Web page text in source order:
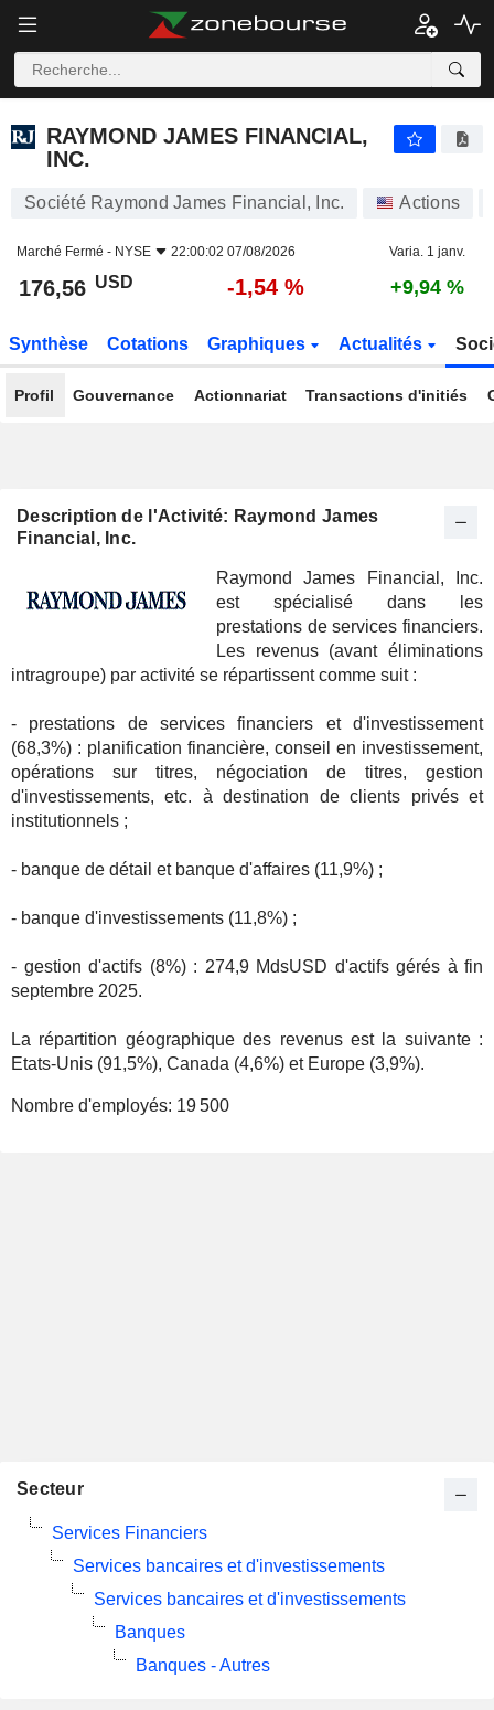
RAYMOND JAMES FINANCIAL,
INC.
Société Raymond James Financial, Inc. Actions
Marché Fermé - NYSE 22:00:02 07/08/2026 Varia. 1 janv.
176,56 USD -1,54 % +9,94 %
Synthèse Cotations Graphiques Actualités
Profil Gouvernance Actionnariat Transactions d'initiés
Description de l'Activité: Raymond James
Financial, Inc.
Raymond James Financial, Inc.
est spécialisé dans les
prestations de services financiers.
Les revenus (avant éliminations
intragroupe) par activité se répartissent comme suit :
- prestations de services financiers et d'investissement
(68,3%) : planification financière, conseil en investissement,
opérations sur titres, négociation de titres, gestion
d'investissements, etc. à destination de clients privés et
institutionnels ;
- banque de détail et banque d'affaires (11,9%) ;
- banque d'investissements (11,8%) ;
- gestion d'actifs (8%) : 274,9 MdsUSD d'actifs gérés à fin
septembre 2025.
La répartition géographique des revenus est la suivante :
Etats-Unis (91,5%), Canada (4,6%) et Europe (3,9%).
Nombre d'employés: 19 500
Secteur
Services Financiers
Services bancaires et d'investissements
Services bancaires et d'investissements
Banques
Banques - Autres